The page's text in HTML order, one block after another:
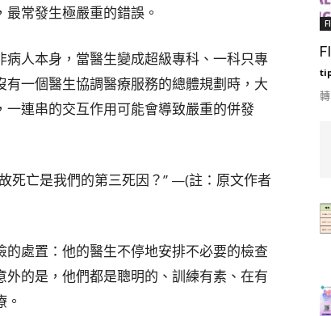
常發生極嚴重的錯誤。
人本身，當醫生變成超級專科、一科只專
一個醫生協調醫療服務的總體規劃時，大
連串的交互作用可能會導致嚴重的併發
死亡是我們的第三死因？” —(註：原文作者
處置：他的醫生不停地安排不必要的檢查
的是，他們都是聰明的、訓練有素、在有